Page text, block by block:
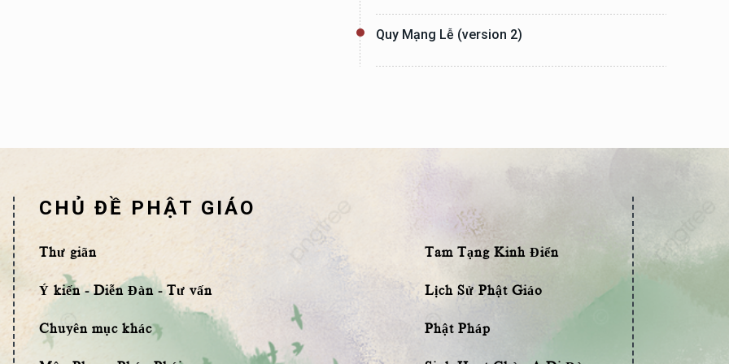
Quy Mạng Lễ (version 2)
CHỦ ĐỀ PHẬT GIÁO
Thư giãn
Ý kiến - Diễn Đàn - Tư vấn
Chuyên mục khác
Tam Tạng Kinh Điển
Lịch Sử Phật Giáo
Phật Pháp